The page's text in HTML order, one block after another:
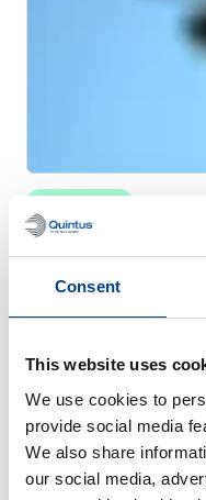
Consent
This website uses
We use cookies to
provide social media
We also share
our social media,
优化钣金成型 –